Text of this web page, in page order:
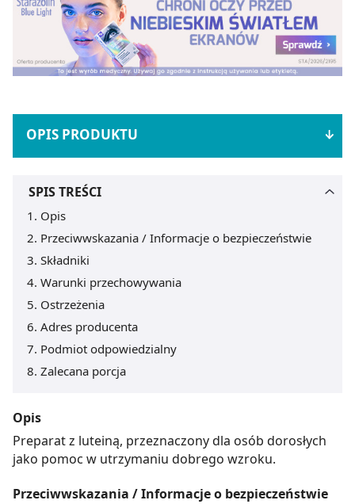
OPIS PRODUKTU
SPIS TREŚCI
Opis
Przeciwwskazania / Informacje o bezpieczeństwie
Składniki
Warunki przechowywania
Ostrzeżenia
Adres producenta
Podmiot odpowiedzialny
Zalecana porcja
Opis
Preparat z luteiną, przeznaczony dla osób dorosłych
jako pomoc w utrzymaniu dobrego wzroku.
Przeciwwskazania / Informacje o bezpieczeństwie